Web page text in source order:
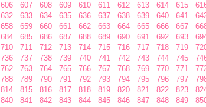
606 607 608 609 610 611 612 613 614 615
632 633 634 635 636 637 638 639 640 641
658 659 660 661 662 663 664 665 666 667
684 685 686 687 688 689 690 691 692 693
710 711 712 713 714 715 716 717 718 719
736 737 738 739 740 741 742 743 744 745
762 763 764 765 766 767 768 769 770 771
788 789 790 791 792 793 794 795 796 797
814 815 816 817 818 819 820 821 822 823
840 841 842 843 844 845 846 847 848 849